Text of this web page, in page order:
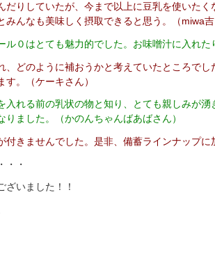
だりしていたが、今まで以上に豆乳を使いた
みんなも美味しく摂取できると思う。（miwa吉
ル０はとても魅力的でした。お味噌汁に入れ
、どのように補おうかと考えていたところで
。（ケーキさん）
入れる前の乳状の物と知り、とても親しみが
りました。（かのんちゃんばあばさん）
付きませんでした。是非、備蓄ラインナップに
・・
ざいました！！